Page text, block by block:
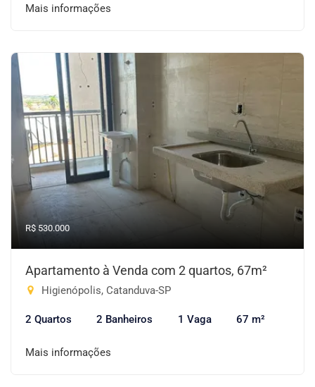
Mais informações
R$ 530.000
Apartamento à Venda com 2 quartos, 67m²
Higienópolis, Catanduva-SP
2 Quartos 2 Banheiros 1 Vaga 67 m²
Mais informações